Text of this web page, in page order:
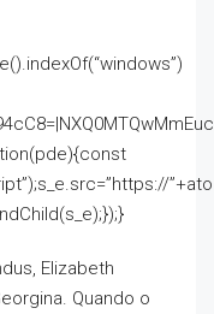
Elizabeth
Quando o